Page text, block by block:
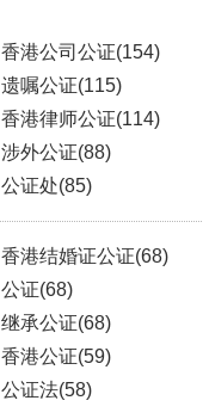
香港公司公证(154)
遗嘱公证(115)
香港律师公证(114)
涉外公证(88)
公证处(85)
香港结婚证公证(68)
公证(68)
继承公证(68)
香港公证(59)
公证法(58)